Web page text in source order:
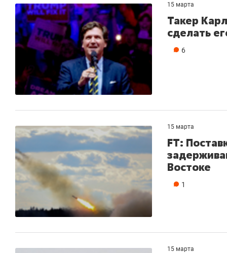
15 марта
Такер
сделать
6
15 марта
FT:
Востоке
1
15 марта